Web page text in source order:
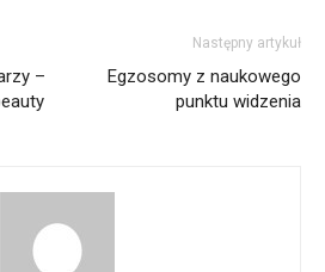
–
Następny artykuł
Egzosomy z naukowego
punktu widzenia